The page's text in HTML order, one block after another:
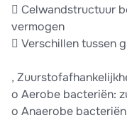
 Celwandstructuur
vermogen
 Verschillen tussen
,
o Aerobe bacteriën:
o Anaerobe